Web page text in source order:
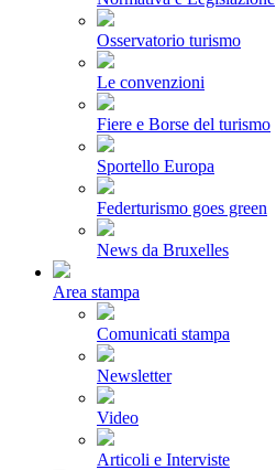
Osservatorio turismo
Le convenzioni
Fiere e Borse del turismo
Sportello Europa
Federturismo goes green
News da Bruxelles
Area stampa
Comunicati stampa
Newsletter
Video
Articoli e Interviste